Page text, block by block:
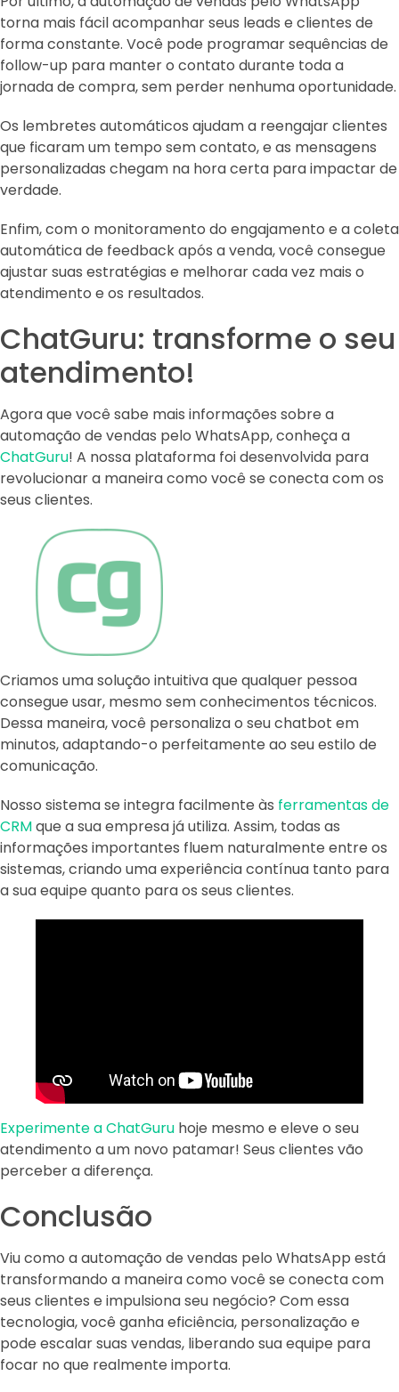
torna mais fácil acompanhar seus leads e clientes de
forma constante. Você pode programar sequências de
follow-up para manter o contato durante toda a
jornada de compra, sem perder nenhuma oportunidade.
Os lembretes automáticos ajudam a reengajar clientes
que ficaram um tempo sem contato, e as mensagens
personalizadas chegam na hora certa para impactar de
verdade.
Enfim, com o monitoramento do engajamento e a coleta
automática de feedback após a venda, você consegue
ajustar suas estratégias e melhorar cada vez mais o
atendimento e os resultados.
ChatGuru: transforme o seu
atendimento!
Agora que você sabe mais informações sobre a
automação de vendas pelo WhatsApp, conheça a
ChatGuru! A nossa plataforma foi desenvolvida para
revolucionar a maneira como você se conecta com os
seus clientes.
Criamos uma solução intuitiva que qualquer pessoa
consegue usar, mesmo sem conhecimentos técnicos.
Dessa maneira, você personaliza o seu chatbot em
minutos, adaptando-o perfeitamente ao seu estilo de
comunicação.
Nosso sistema se integra facilmente às ferramentas de
CRMque a sua empresa já utiliza. Assim, todas as
informações importantes fluem naturalmente entre os
sistemas, criando uma experiência contínua tanto para
a sua equipe quanto para os seus clientes.
Experimente a ChatGuru hoje mesmo e eleve o seu
atendimento a um novo patamar! Seus clientes vão
perceber a diferença.
Conclusão
Viu como a automação de vendas pelo WhatsApp está
transformando a maneira como você se conecta com
seus clientes e impulsiona seu negócio? Com essa
tecnologia, você ganha eficiência, personalização e
pode escalar suas vendas, liberando sua equipe para
focar no que realmente importa.